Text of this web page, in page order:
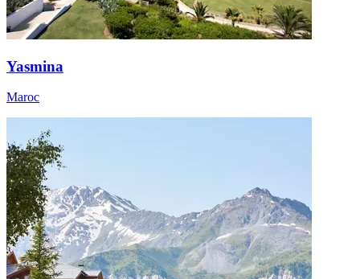
Yasmina
Maroc